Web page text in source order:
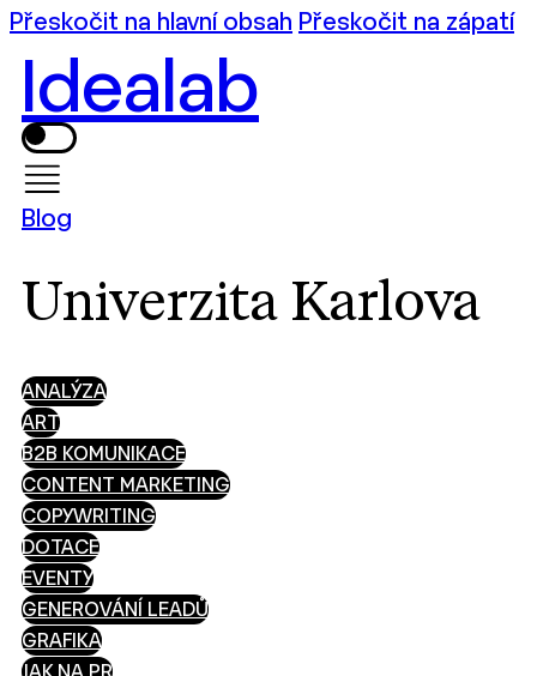
Přeskočit na hlavní obsah Přeskočit na zápatí
Idealab
Blog
Univerzita Karlova
ANALÝZA
ART
B2B KOMUNIKACE
CONTENT MARKETING
COPYWRITING
DOTACE
EVENTY
GENEROVÁNÍ LEADŮ
GRAFIKA